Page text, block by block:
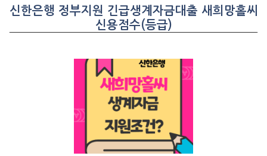
신한은행 정부지원 긴급생계자금대출 새희망홀씨
신용점수(등급)